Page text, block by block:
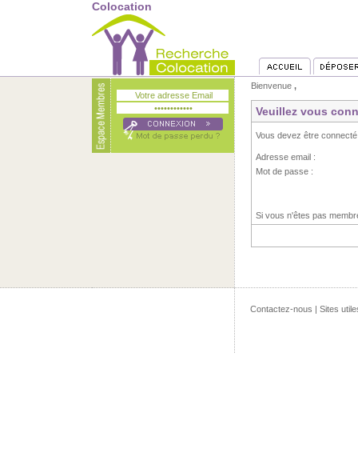
Colocation
Bienvenue ,
Veuillez vous
Vous devez être
Adresse email :
Mot de passe :
Si vous n'êtes pas
Contactez-nous | Sites